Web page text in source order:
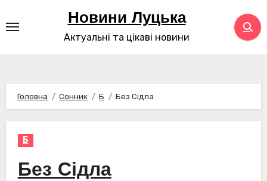
до
Новини Луцька
Актуальні та цікаві новини
Головна Сонник Б Без Сідла
Б
Без Сідла